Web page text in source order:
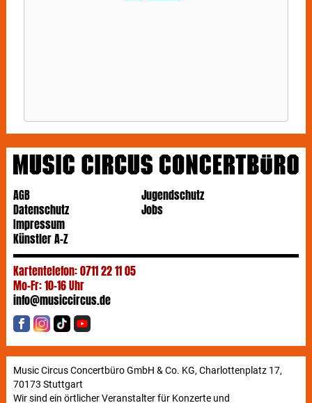
AGB
Datenschutz
Impressum
Jugendschutz
Jobs
Künstler A-Z
Kartentelefon: 0711 22 11 05
Mo-Fr: 10-16 Uhr
info@musiccircus.de
Music Circus Concertbüro GmbH & Co. KG, Charlottenplatz 17,
70173 Stuttgart
Wir sind ein örtlicher Veranstalter für Konzerte und